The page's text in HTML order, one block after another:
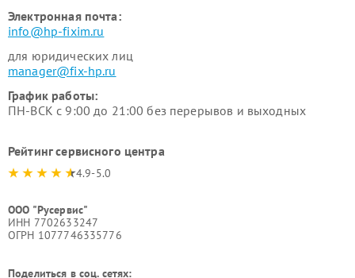
Электронная почта:
info@hp-fixim.ru
для юридических лиц
manager@fix-hp.ru
График работы:
ПН-ВСК с 9:00 до 21:00 без перерывов и выходных
Рейтинг сервисного центра
4.9-5.0
ООО "Русервис"
ИНН 7702633247
ОГРН 1077746335776
Поделиться в соц. сетях: